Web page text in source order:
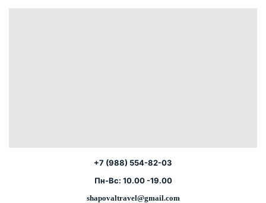
+7 (988) 554-82-03
Пн-Вс: 10.00 -19.00
shapovaltravel@gmail.com